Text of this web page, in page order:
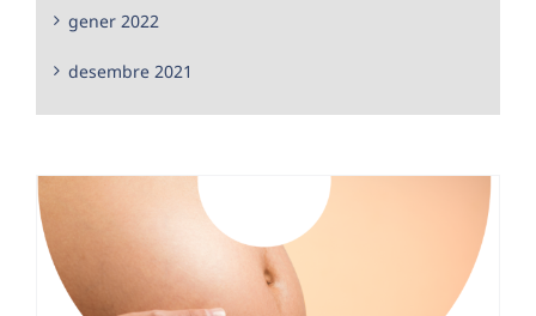
gener 2022
desembre 2021